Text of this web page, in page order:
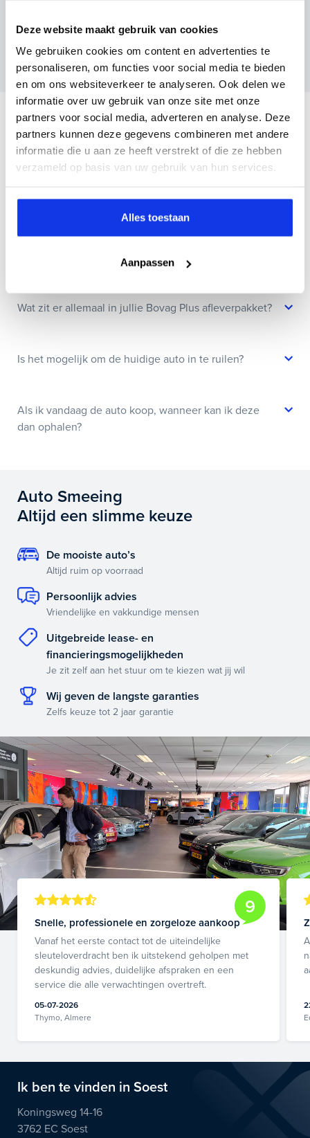
Deze website maakt gebruik van cookies
We gebruiken cookies om content en advertenties te
personaliseren, om functies voor social media te bieden
en om ons websiteverkeer te analyseren. Ook delen we
informatie over uw gebruik van onze site met onze
partners voor social media, adverteren en analyse. Deze
partners kunnen deze gegevens combineren met andere
informatie die u aan ze heeft verstrekt of die ze hebben
verzameld op basis van uw gebruik van hun services.
Alles toestaan
Aanpassen
Wanneer je foto’s meestuurt ontvang je op
maandag tot en met vrijdag binnen enkele uren
een voorstel.
Veelgestelde vragen
Wanneer kan ik een proefrit maken?
Hoe weet ik of deze auto nog beschikbaar is?
Wat zit er allemaal in jullie Bovag Plus afleverpakket?
Is het mogelijk om de huidige auto in te ruilen?
Als ik vandaag de auto koop, wanneer kan ik deze
dan ophalen?
Auto Smeeing
Altijd een slimme keuze
De mooiste auto’s
Altijd ruim op voorraad
Persoonlijk advies
Vriendelijke en vakkundige mensen
Uitgebreide lease- en
financieringsmogelijkheden
Je zit zelf aan het stuur om te kiezen wat jij wil
Wij geven de langste garanties
Zelfs keuze tot 2 jaar garantie
9
Snelle, professionele en zorgeloze aankoop
Vanaf het eerste contact tot de uiteindelijke
sleuteloverdracht ben ik uitstekend geholpen met
deskundig advies, duidelijke afspraken en een
service die alle verwachtingen overtreft.
05-07-2026
Thymo, Almere
Ik ben te vinden in Soest
Koningsweg 14-16
3762 EC Soest